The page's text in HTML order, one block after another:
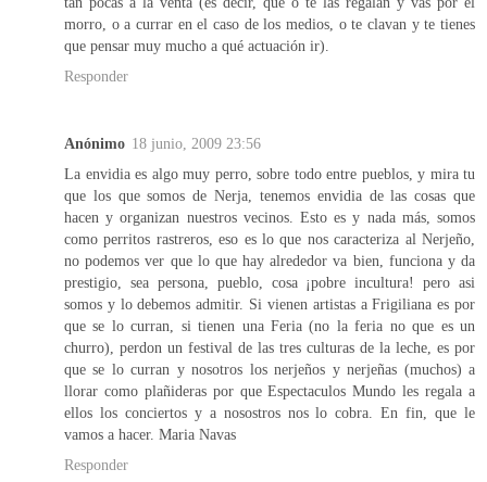
morro, o a currar en el caso de los medios, o te clavan y te tienes
que pensar muy mucho a qué actuación ir).
Responder
Anónimo 18 junio, 2009 23:56
La envidia es algo muy perro, sobre todo entre pueblos, y mira tu
que los que somos de Nerja, tenemos envidia de las cosas que
hacen y organizan nuestros vecinos. Esto es y nada más, somos
como perritos rastreros, eso es lo que nos caracteriza al Nerjeño,
no podemos ver que lo que hay alrededor va bien, funciona y da
prestigio, sea persona, pueblo, cosa ¡pobre incultura! pero asi
somos y lo debemos admitir. Si vienen artistas a Frigiliana es por
que se lo curran, si tienen una Feria (no la feria no que es un
churro), perdon un festival de las tres culturas de la leche, es por
que se lo curran y nosotros los nerjeños y nerjeñas (muchos) a
llorar como plañideras por que Espectaculos Mundo les regala a
ellos los conciertos y a nosostros nos lo cobra. En fin, que le
vamos a hacer. Maria Navas
Responder